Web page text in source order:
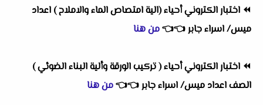
⏪ اختبار الكتروني أحياء (الية امتصاص الماء والاملاح ) اعداد
ميس/ اسراء جابر👈
👈من هنا
⏪ اختبار الكتروني أحياء ( تركيب الورقة وألية البناء الضوئي )
الصف اعداد ميس/ اسراء جابر👈
👈من هنا